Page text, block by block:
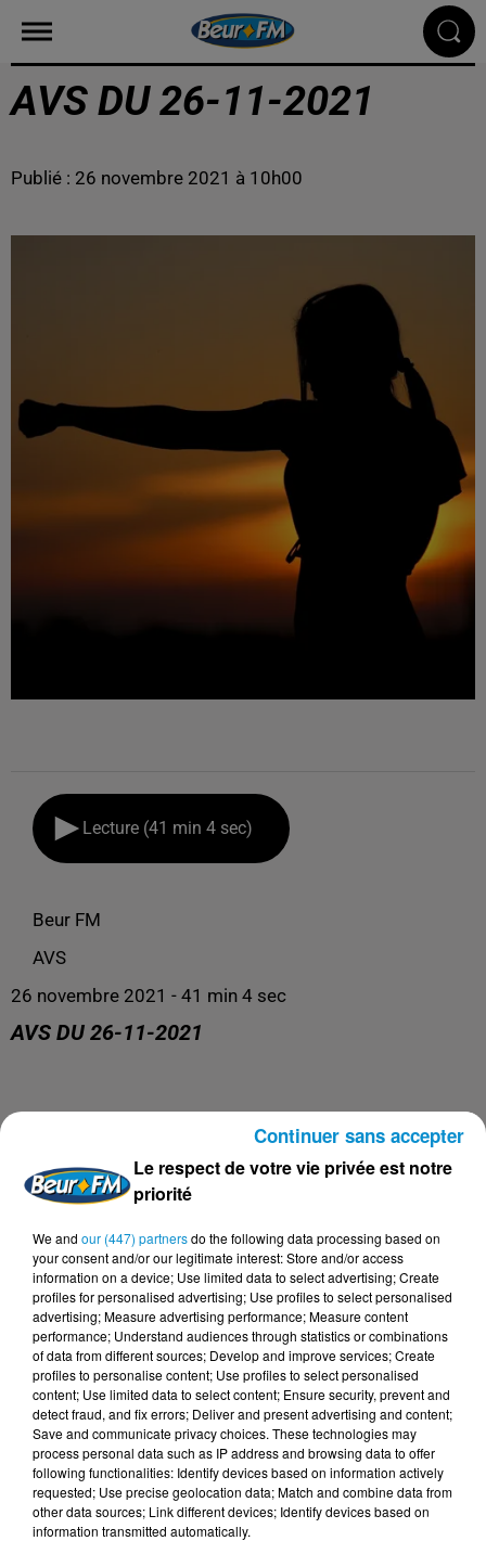
AVS DU 26-11-2021
Publié : 26 novembre 2021 à 10h00
Lecture (41 min 4 sec)
Beur FM
AVS
26 novembre 2021 - 41 min 4 sec
AVS DU 26-11-2021
Le meilleur de la santé, de l'éducation et du bien être !
DERNIERS PODCASTS
24 juillet 2026
Les Zinformés - 24/07/26
Le respect de votre vie privée est notre
priorité
We and our (447) partnersdo the following data processing based on
your consent and/or our legitimate interest: Store and/or access
information on a device; Use limited data to select advertising; Create
profiles for personalised advertising; Use profiles to select personalised
advertising; Measure advertising performance; Measure content
performance; Understand audiences through statistics or combinations
of data from different sources; Develop and improve services; Create
profiles to personalise content; Use profiles to select personalised
content; Use limited data to select content; Ensure security, prevent and
detect fraud, and fix errors; Deliver and present advertising and content;
Save and communicate privacy choices. These technologies may
process personal data such as IP address and browsing data to offer
following functionalities: Identify devices based on information actively
requested; Use precise geolocation data; Match and combine data from
other data sources; Link different devices; Identify devices based on
information transmitted automatically.
Continuer sans accepter